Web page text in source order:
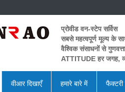
प्रोवीड वन-स्टेप सर्विस
सबसे महत्वपूर्ण मूल्य के
वैश्विक संसाधनों से
ATTITUDE हर जगह,
वीआर दिखाएँ हमारे बारे में फैक्टरी